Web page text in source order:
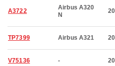
A3722
Airbus A320
N
TP7399 Airbus A321
V75136 -